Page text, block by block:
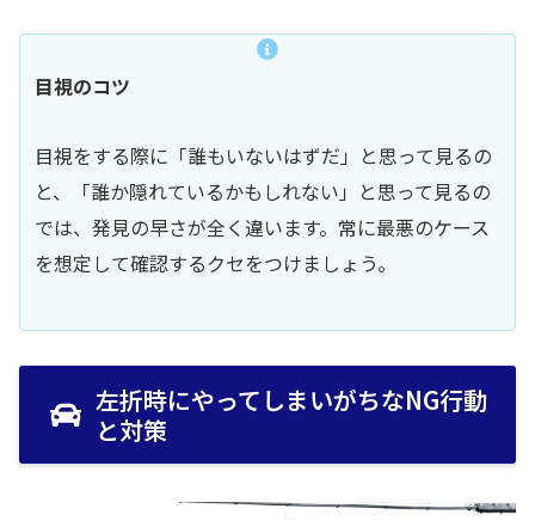
目視のコツ
目視をする際に「誰もいないはずだ」と思って見るの
と、「誰か隠れているかもしれない」と思って見るの
では、発見の早さが全く違います。常に最悪のケース
を想定して確認するクセをつけましょう。
左折時にやってしまいがちなNG行動
と対策